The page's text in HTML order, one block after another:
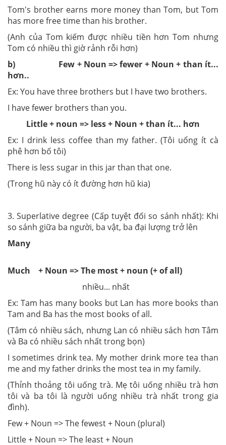
Tom's brother earns more money than Tom, but Tom
has more free time than his brother.
(Anh của Tom kiếm được nhiều tiền hơn Tom nhưng
Tom có nhiều thì giờ rảnh rỗi hơn)
b) Few + Noun => fewer + Noun + than ít...
hơn..
Ex: You have three brothers but I have two brothers.
I have fewer brothers than you.
Little + noun => less + Noun + than ít... hơn
Ex: I drink less coffee than my father. (Tôi uổng ít cà
phê hơn bố tôi)
There is less sugar in this jar than that one.
(Trong hũ này có ít đường hơn hũ kia)
3. Superlative degree (Cấp tuyệt đối so sánh nhất): Khi
so sánh giữa ba người, ba vật, ba đại lượng trở lên
Many
Much + Noun => The most + noun (+ of all)
nhiều... nhất
Ex: Tam has many books but Lan has more books than
Tam and Ba has the most books of all.
(Tâm có nhiều sách, nhưng Lan có nhiều sách hơn Tâm
và Ba có nhiều sách nhất trong bọn)
I sometimes drink tea. My mother drink more tea than
me and my father drinks the most tea in my family.
(Thỉnh thoảng tôi uống trà. Mẹ tôi uống nhiều trà hơn
tôi và ba tôi là người uống nhiều trà nhất trong gia
đình).
Few + Noun => The fewest + Noun (plural)
Little + Noun => The least + Noun